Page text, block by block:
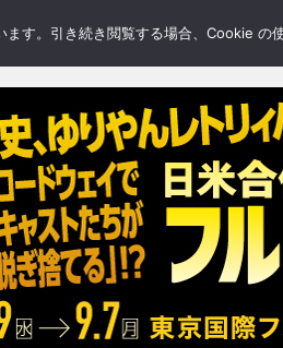
す。引き続き閲覧する場合、Cookie の